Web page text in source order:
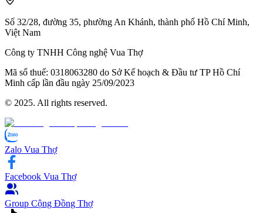
Số 32/28, đường 35, phường An Khánh, thành phố Hồ Chí Minh,
Việt Nam
Công ty TNHH Công nghệ Vua Thợ
Mã số thuế: 0​3​1​8​0​6​3​2​8​0 do Sở Kế hoạch & Đầu tư TP Hồ Chí
Minh cấp lần đầu ngày 2​5/0​9/2​0​2​3
© 2025. All rights reserved.
Zalo Vua Thợ
Facebook Vua Thợ
Group Cộng Đồng Thợ